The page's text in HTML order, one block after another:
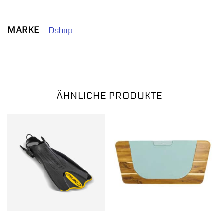
MARKE Dshop
ÄHNLICHE PRODUKTE